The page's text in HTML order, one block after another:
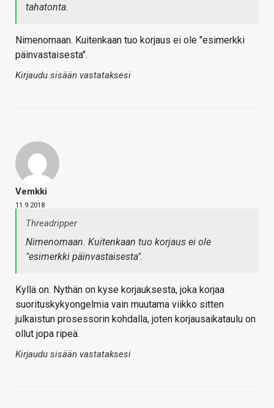
tahatonta.
Nimenomaan. Kuitenkaan tuo korjaus ei ole "esimerkki
päinvastaisesta".
Kirjaudu sisään vastataksesi
Vemkki
11.9.2018
Threadripper
Nimenomaan. Kuitenkaan tuo korjaus ei ole
"esimerkki päinvastaisesta".
Kyllä on. Nythän on kyse korjauksesta, joka korjaa
suorituskykyongelmia vain muutama viikko sitten
julkaistun prosessorin kohdalla, joten korjausaikataulu on
ollut jopa ripeä.
Kirjaudu sisään vastataksesi